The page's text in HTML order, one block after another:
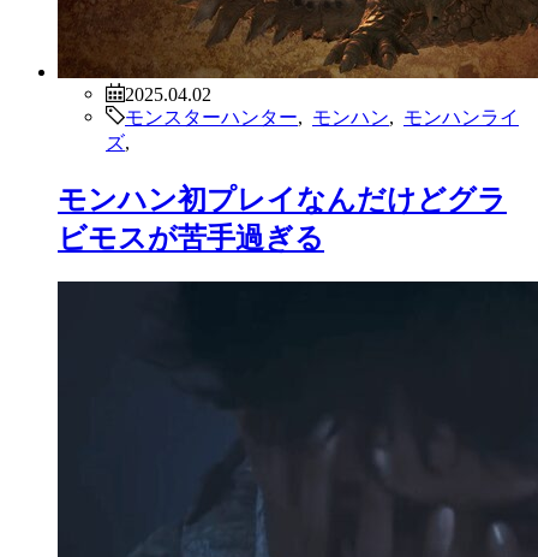
2025.04.02
モンスターハンター
モンハン
モンハンライ
ズ
モンハン初プレイなんだけどグラ
ビモスが苦手過ぎる